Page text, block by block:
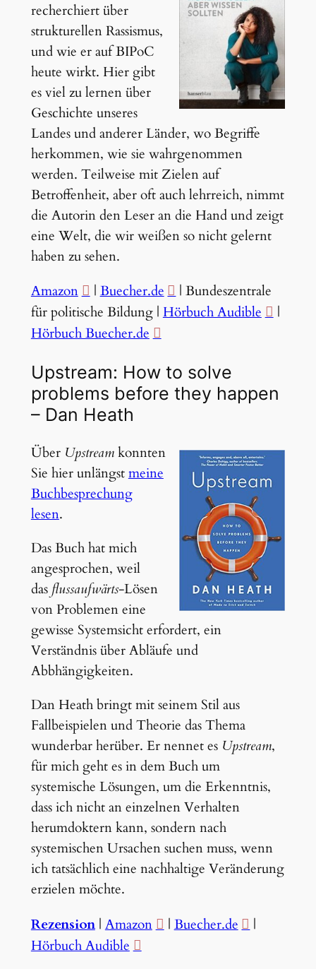
recherchiert über
strukturellen Rassismus,
und wie er auf BIPoC
heute wirkt. Hier gibt
es viel zu lernen über
Geschichte unseres
Landes und anderer Länder, wo Begriffe
herkommen, wie sie wahrgenommen
werden. Teilweise mit Zielen auf
Betroffenheit, aber oft auch lehrreich, nimmt
die Autorin den Leser an die Hand und zeigt
eine Welt, die wir weißen so nicht gelernt
haben zu sehen.
Amazon
| Buecher.de
| Bundeszentrale
für politische Bildung | Hörbuch Audible
|
Hörbuch Buecher.de
Upstream: How to solve
problems before they happen
– Dan Heath
Über Upstreamkonnten
Sie hier unlängstmeine
Buchbesprechung
lesen.
Das Buch hat mich
angesprochen, weil
das flussaufwärts-Lösen
von Problemen eine
gewisse Systemsicht erfordert, ein
Verständnis über Abläufe und
Abbhängigkeiten.
Dan Heath bringt mit seinem Stil aus
Fallbeispielen und Theorie das Thema
wunderbar herüber. Er nennet es Upstream,
für mich geht es in dem Buch um
systemische Lösungen, um die Erkenntnis,
dass ich nicht an einzelnen Verhalten
herumdoktern kann, sondern nach
systemischen Ursachen suchen muss, wenn
ich tatsächlich eine nachhaltige Veränderung
erzielen möchte.
Rezension| Amazon | Buecher.de
|
Hörbuch Audible